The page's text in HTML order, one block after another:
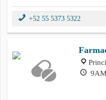
+52 55 5373 5322